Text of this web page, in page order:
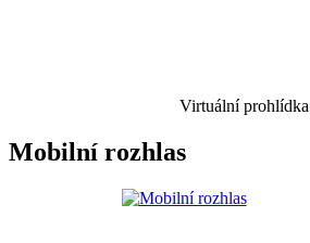
Virtuální prohlídka
Mobilní rozhlas